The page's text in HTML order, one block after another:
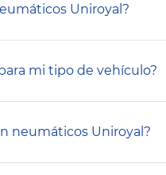
Uniroyal?
mi tipo de vehículo?
neumáticos Uniroyal?